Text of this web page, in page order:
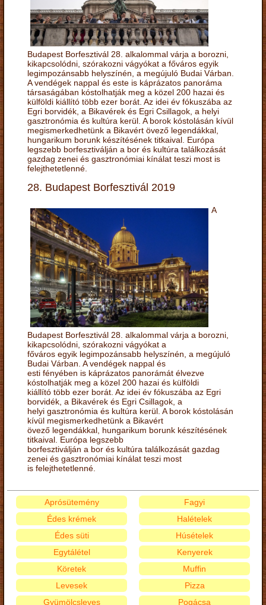
Budapest Borfesztivál 28. alkalommal várja a borozni,
kikapcsolódni, szórakozni vágyókat a főváros egyik
legimpozánsabb helyszínén, a megújuló Budai Várban.
A vendégek nappal és este is káprázatos panoráma
társaságában kóstolhatják meg a közel 200 hazai és
külföldi kiállító több ezer borát. Az idei év fókuszába az
Egri borvidék, a Bikavérek és Egri Csillagok, a helyi
gasztronómia és kultúra kerül. A borok kóstolásán kívül
megismerkedhetünk a Bikavért övező legendákkal,
hungarikum borunk készítésének titkaival. Európa
legszebb borfesztiválján a bor és kultúra találkozását
gazdag zenei és gasztronómiai kínálat teszi most is
felejthetetlenné.
28. Budapest Borfesztivál 2019
A
Budapest Borfesztivál 28. alkalommal várja a borozni,
kikapcsolódni, szórakozni vágyókat a
főváros egyik legimpozánsabb helyszínén, a megújuló
Budai Várban. A vendégek nappal és
esti fényében is káprázatos panorámát élvezve
kóstolhatják meg a közel 200 hazai és külföldi
kiállító több ezer borát. Az idei év fókuszába az Egri
borvidék, a Bikavérek és Egri Csillagok, a
helyi gasztronómia és kultúra kerül. A borok kóstolásán
kívül megismerkedhetünk a Bikavért
övező legendákkal, hungarikum borunk készítésének
titkaival. Európa legszebb
borfesztiválján a bor és kultúra találkozását gazdag
zenei és gasztronómiai kínálat teszi most
is felejthetetlenné.
Aprósütemény
Édes krémek
Édes süti
Egytálétel
Fagyi
Halételek
Húsételek
Kenyerek
Köretek
Levesek
Gyümölcsleves
Muffin
Pizza
Pogácsa